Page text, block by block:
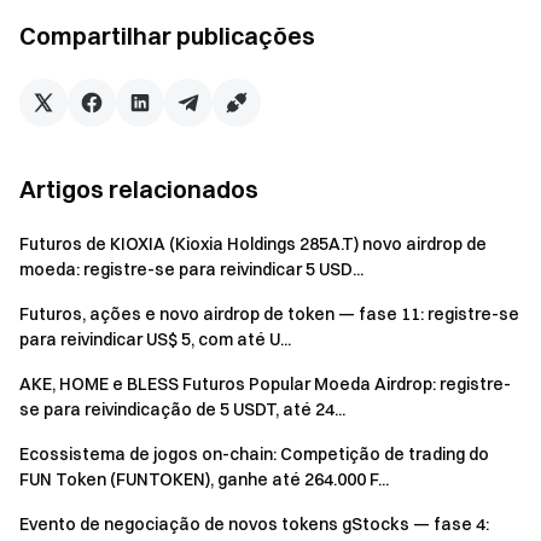
Observações:
Os participantes devem clicar no botão “Participe
recompensas.
serem elegíveis às recompensas. Volume de
As recompensas do evento serão emitidas como
creditadas nas contas dos usuários em até 14 dias úteis
após o término do evento. Recompensas inferiores a 1
USDT não serão emitidas.
Horário do check-in: Um "Dia de check-in" é definido
como das 16:00 (UTC) até 15:59 (UTC) do dia seguinte.
Compartilhar publicações
Artigos relacionados
Futuros de KIOXIA (Kioxia Holdings 285A.T) novo airdrop de
moeda: registre-se para reivindicar 5 USD...
Futuros, ações e novo airdrop de token — fase 11: registre-se
para reivindicar US$ 5, com até U...
AKE, HOME e BLESS Futuros Popular Moeda Airdrop: registre-
se para reivindicação de 5 USDT, até 24...
Ecossistema de jogos on-chain: Competição de trading do
FUN Token (FUNTOKEN), ganhe até 264.000 F...
Evento de negociação de novos tokens gStocks — fase 4: